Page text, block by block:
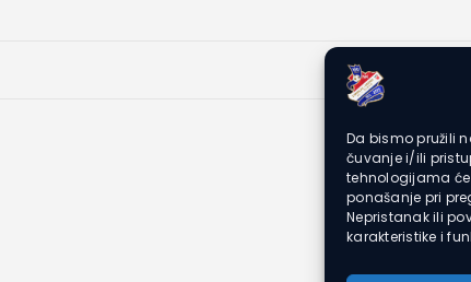
Da bismo pružili
čuvanje i/ili
tehnologijama
ponašanje pri
Nepristanak ili
karakteristike i